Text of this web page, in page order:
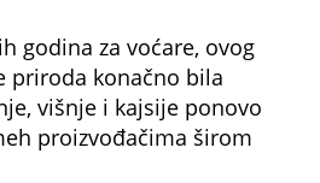
godina za voćare, ovog
priroda konačno bila
višnje i kajsije ponovo
proizvođačima širom